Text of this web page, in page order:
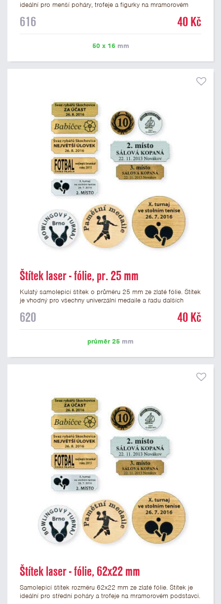
ideální pro menší poháry, trofeje a figurky na mramorovém
nebo text. U textu doporučujeme maximálně 3 řádky, aby byla
možné přiložit v prvním kroku objednávky.
616 40 Kč
50 x 16mm
Štítek laser - fólie, pr. 25 mm
Kulatý samolepicí štítek o průměru 25 mm ze zlaté fólie. Štítek
je vhodný pro všechny univerzální medaile a řadu dalších
štítek je možné laserem vypálit logo nebo text dle vašeho
620 40 Kč
průměr 25 mm
Štítek laser - fólie, 62x22 mm
Samolepicí štítek rozměru 62x22 mm ze zlaté fólie. Štítek je
ideální pro střední poháry a trofeje na mramorovém podstavci.